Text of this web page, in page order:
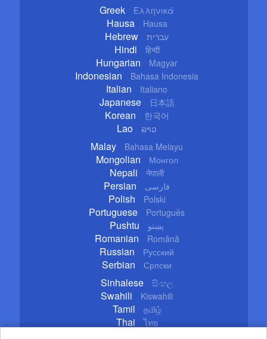
Greek Ελληνικά
Hausa Hausa
Hebrew עברית
Hindi हिन्दी
Hungarian Magyar
Indonesian Bahasa Indonesia
Italian Italiano
Japanese 日本語
Korean 한국어
Lao ລາວ
Malay Bahasa Melayu
Mongolian Монгол
Nepali नेपाली
Persian فارسی
Polish Polski
Portuguese Português
Pushtu پښتو
Romanian Română
Russian Русский
Serbian Српски
Sinhalese සිංහල
Swahili Kiswahili
Tamil தமிழ்
Thai ไทย